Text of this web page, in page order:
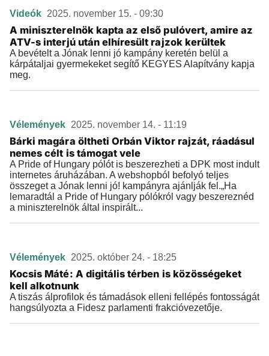
Videók 2025. november 15. - 09:30
A miniszterelnök kapta az első pulóvert, amire az
ATV-s interjú után elhíresült rajzok kerültek
A bevételt a Jónak lenni jó kampány keretén belül a
kárpátaljai gyermekeket segítő KEGYES Alapítvány kapja
meg.
Vélemények 2025. november 14. - 11:19
Bárki magára öltheti Orbán Viktor rajzát, ráadásul
nemes célt is támogat vele
A Pride of Hungary pólót is beszerezheti a DPK most indult
internetes áruházában. A webshopból befolyó teljes
összeget a Jónak lenni jó! kampányra ajánlják fel.„Ha
lemaradtál a Pride of Hungary pólókról vagy beszereznéd
a miniszterelnök által inspirált...
Vélemények 2025. október 24. - 18:25
Kocsis Máté: A digitális térben is közösségeket
kell alkotnunk
A tiszás álprofilok és támadások elleni fellépés fontosságát
hangsúlyozta a Fidesz parlamenti frakcióvezetője.